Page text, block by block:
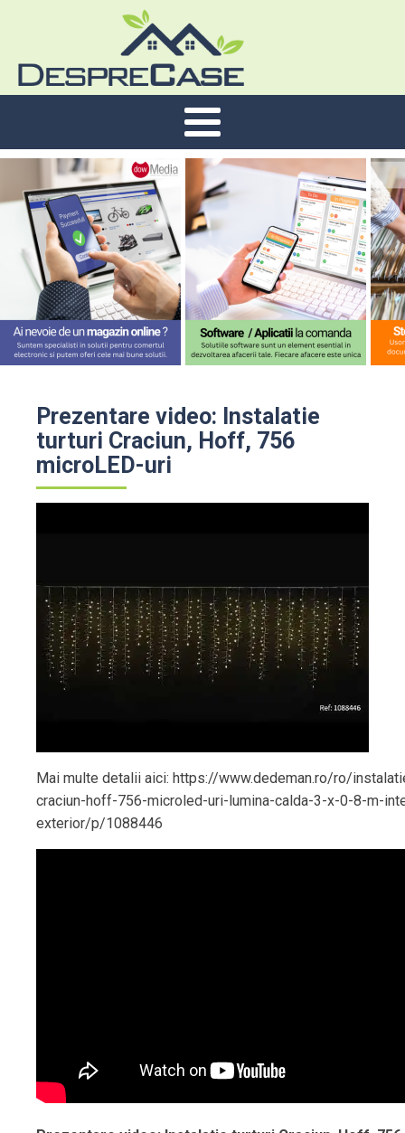
Prezentare video: Instalatie
turturi Craciun, Hoff, 756
microLED-uri
Mai multe detalii aici: https://www.dedeman.ro/ro/
craciun-hoff-756-microled-uri-lumina-calda-3-x-0-8-m-
exterior/p/1088446